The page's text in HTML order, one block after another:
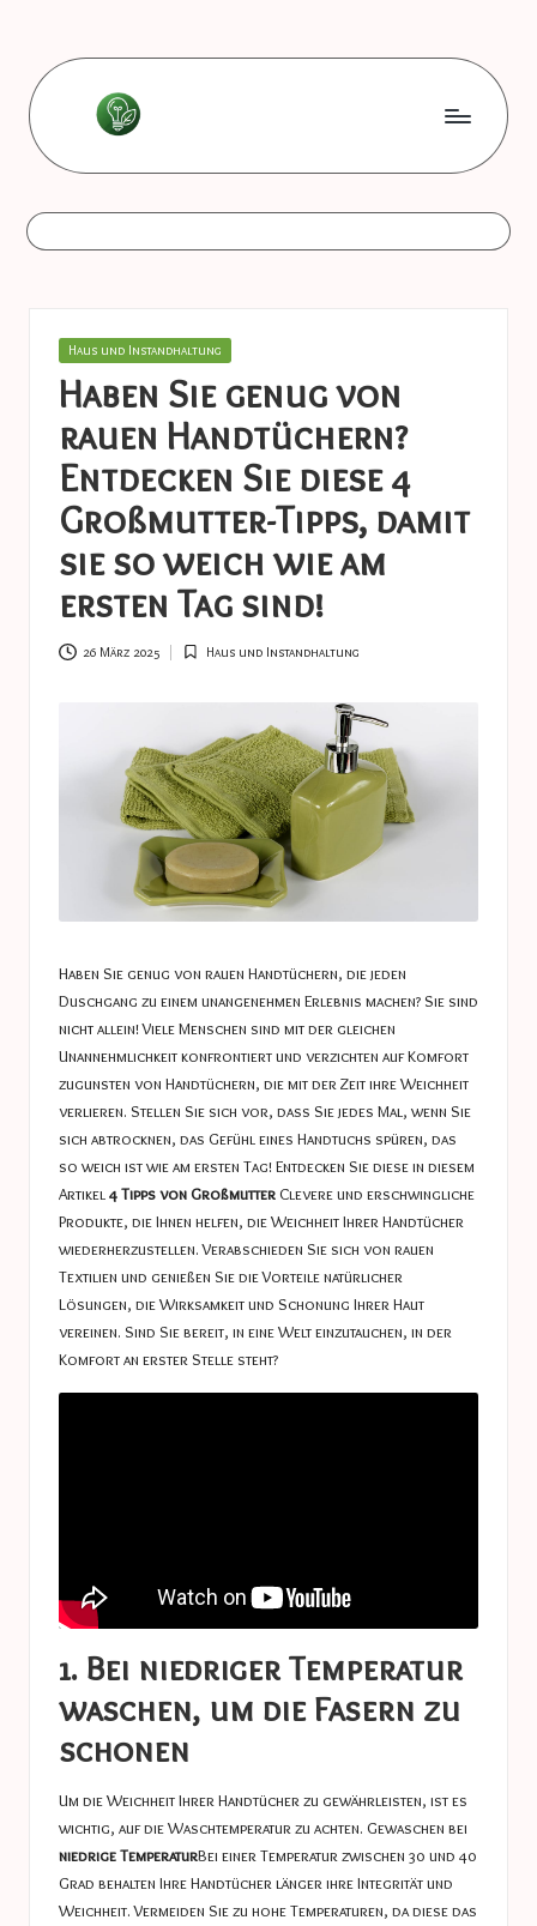
content
L
e
s
o
n
n
e
s
a
s
t
u
astuces
Posted
Haus und Instandhaltung
Haben Sie genug von
rauen Handtüchern?
Entdecken Sie diese 4
Großmutter-Tipps, damit
sie so weich wie am
ersten Tag sind!
26 März 2025
Posted
Haus und Instandhaltung
Haben Sie genug von rauen Handtüchern, die jeden
Duschgang zu einem unangenehmen Erlebnis machen? Sie sind
nicht allein! Viele Menschen sind mit der gleichen
Unannehmlichkeit konfrontiert und verzichten auf Komfort
zugunsten von Handtüchern, die mit der Zeit ihre Weichheit
verlieren. Stellen Sie sich vor, dass Sie jedes Mal, wenn Sie
sich abtrocknen, das Gefühl eines Handtuchs spüren, das
so weich ist wie am ersten Tag! Entdecken Sie diese in diesem
Artikel 4 Tipps von GroßmutterClevere und erschwingliche
Produkte, die Ihnen helfen, die Weichheit Ihrer Handtücher
wiederherzustellen. Verabschieden Sie sich von rauen
Textilien und genießen Sie die Vorteile natürlicher
Lösungen, die Wirksamkeit und Schonung Ihrer Haut
vereinen. Sind Sie bereit, in eine Welt einzutauchen, in der
Komfort an erster Stelle steht?
1. Bei niedriger Temperatur
waschen, um die Fasern zu
schonen
Um die Weichheit Ihrer Handtücher zu gewährleisten, ist es
wichtig, auf die Waschtemperatur zu achten. Gewaschen bei
niedrige TemperaturBei einer Temperatur zwischen 30 und 40
Grad behalten Ihre Handtücher länger ihre Integrität und
Weichheit. Vermeiden Sie zu hohe Temperaturen, da diese das